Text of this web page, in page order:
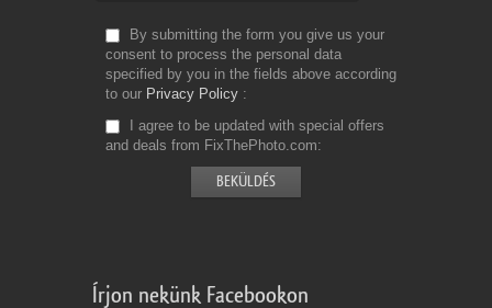
By submitting the form you give us your
consent to process the personal data
specified by you in the fields above according
to our Privacy Policy
I agree to be updated with special offers
and deals from FixThePhoto.com
Írjon nekünk Facebookon